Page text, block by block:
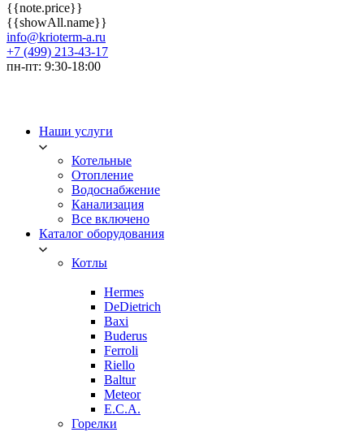
{{note.price}}
{{showAll.name}}
info@krioterm-a.ru
+7 (499) 213-43-17
пн-пт: 9:30-18:00
Наши услуги
Котельные
Отопление
Водоснабжение
Канализация
Все включено
Каталог оборудования
Котлы
Hermes
DeDietrich
Baxi
Buderus
Ferroli
Riello
Baltur
Meteor
E.C.A.
Горелки